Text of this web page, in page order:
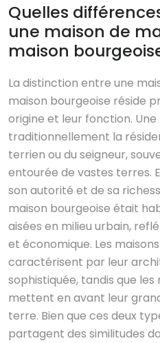
Quelles
une maison de
maison
La distinction entre une
maison bourgeoise réside
origine et leur fonction.
traditionnellement la
terrien ou du seigneur,
entourée de vastes terres.
son autorité et de sa
maison bourgeoise était
aisées en milieu urbain,
et économique. Les
caractérisent par leur
sophistiquée, tandis que
mettent en avant leur
terre. Bien que ces deux
partagent des similitudes